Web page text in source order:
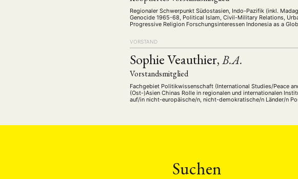
NEWS ASIEN ARBEITSKREISE
Bildung (22) Calls for…
Regionaler Schwerpunkt Südostasien, Indo-Pazifik (inkl.
Genocide 1965-68, Political Islam, Civil-Military Relations,
Progressive Religion Forschungsinteressen Indonesia as a
VORSTAND
Sophie Veauthier,B.A.
Vorstandsmitglied
Fachgebiet Politikwissenschaft (International Studies/Peace
(Ost-)Asien Chinas Rolle in regionalen und internationalen
auf/in nicht-europäische/n, nicht-demokratische/n Länder/n
Suchen